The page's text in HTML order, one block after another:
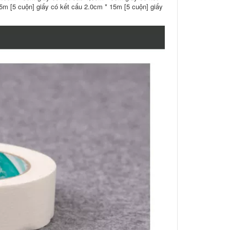
[5 cuộn] giấy có kết cấu 2.0cm * 15m [5 cuộn] giấy